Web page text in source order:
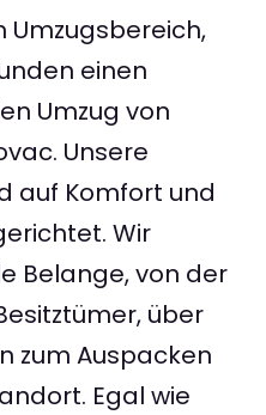
Umzugsbereich,
einen
Umzug von
Unsere
auf Komfort und
Wir
Belange, von der
über
zum Auspacken
Egal wie